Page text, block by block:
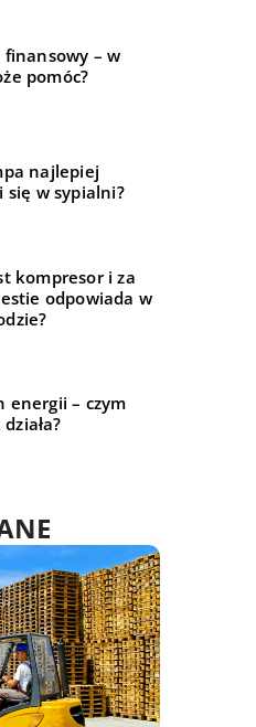
finansowy – w
pomóc?
najlepiej
się w sypialni?
kompresor i za
odpowiada w
energii – czym